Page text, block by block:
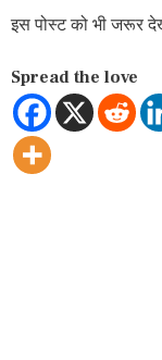
इस पोस्ट को भी जरूर
Spread the love